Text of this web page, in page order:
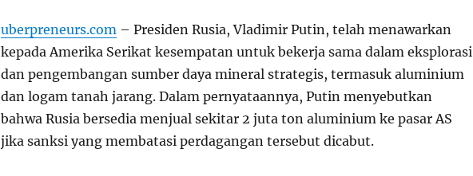
uberpreneurs.com – Presiden Rusia, Vladimir Putin, telah menawarkan
kepada Amerika Serikat kesempatan untuk bekerja sama dalam eksplorasi
dan pengembangan sumber daya mineral strategis, termasuk aluminium
dan logam tanah jarang. Dalam pernyataannya, Putin menyebutkan
bahwa Rusia bersedia menjual sekitar 2 juta ton aluminium ke pasar AS
jika sanksi yang membatasi perdagangan tersebut dicabut.